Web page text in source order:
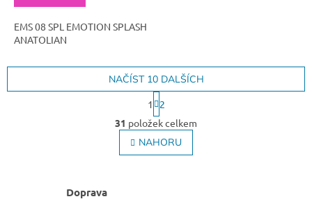
EMS 08 SPL EMOTION SPLASH
ANATOLIAN
O
v
l
á
NAČÍST 10 DALŠÍCH
S
t
r
á
n
k
1
2
31 položek celkem
NAHORU
Doprava